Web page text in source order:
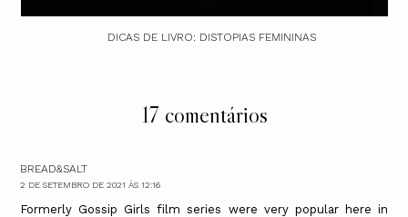
DICAS DE LIVRO: DISTOPIAS FEMININAS
17 comentários
BREAD&SALT
2 DE SETEMBRO DE 2021 ÀS 12:16
Formerly Gossip Girls film series were very popular here in